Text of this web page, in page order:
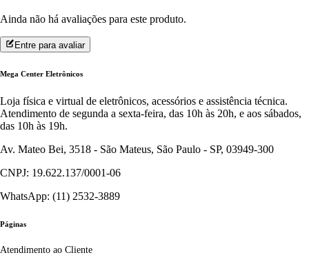
Ainda não há avaliações para este produto.
Entre para avaliar
Mega Center Eletrônicos
Loja física e virtual de eletrônicos, acessórios e assistência técnica.
Atendimento de segunda a sexta-feira, das 10h às 20h, e aos sábados,
das 10h às 19h.
Av. Mateo Bei, 3518 - São Mateus, São Paulo - SP, 03949-300
CNPJ: 19.622.137/0001-06
WhatsApp: (11) 2532-3889
Páginas
Atendimento ao Cliente